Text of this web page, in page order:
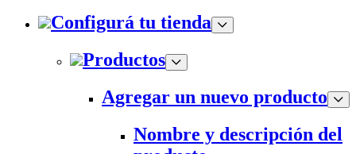
Configurá tu tienda
Productos
Agregar un nuevo producto
Nombre y descripción del